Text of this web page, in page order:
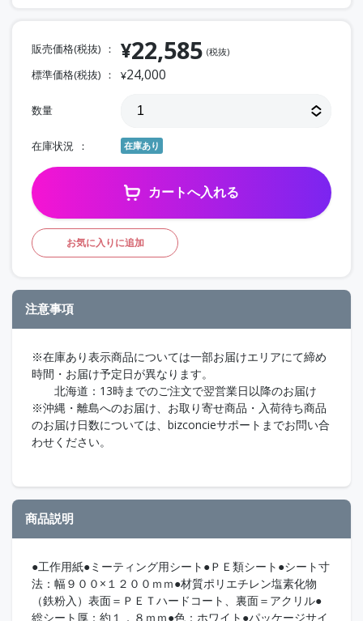
販売価格(税抜) ¥22,585 (税抜)
標準価格(税抜) ¥24,000
数量
在庫状況 在庫あり
カートへ入れる
お気に入りに追加
注意事項
※在庫あり表示商品については一部お届けエリアにて締め
時間・お届け予定日が異なります。
北海道：13時までのご注文で翌営業日以降のお届け
※沖縄・離島へのお届け、お取り寄せ商品・入荷待ち商品
のお届け日数については、bizconcieサポートまでお問い合
わせください。
商品説明
●工作用紙●ミーティング用シート●ＰＥ類シート●シート寸
法：幅９００×１２００ｍｍ●材質ポリエチレン塩素化物
（鉄粉入）表面＝ＰＥＴハードコート、裏面＝アクリル●
総シート厚：約１．８ｍｍ●色：ホワイト●パッケージサイ